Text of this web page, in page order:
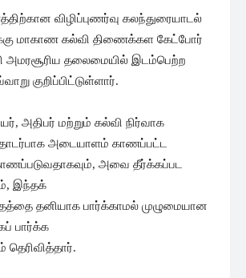
விழிப்புணர்வு கலந்துரையாடல்
மாகாண கல்வி திணைக்கள கேட்போர்
அமரசூரிய தலைமையில் இடம்பெற்ற
குறிப்பிட்டுள்ளார்.
அதிபர் மற்றும் கல்வி நிர்வாக
அடையாளம் காணப்பட்ட
அவை தீர்க்கப்பட
இந்தக்
தனியாக பார்க்காமல் முழுமையான
பார்க்க